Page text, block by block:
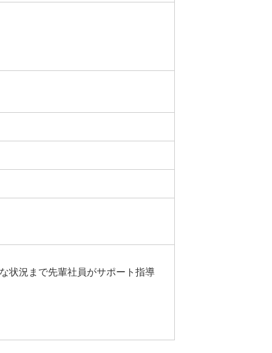
状況まで先輩社員がサポート指導